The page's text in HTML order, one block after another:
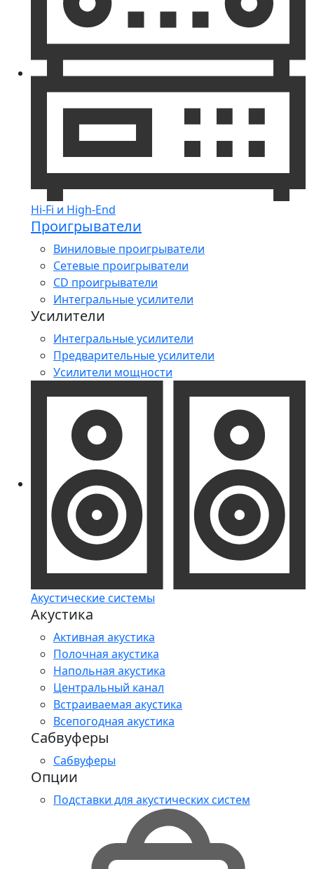
Hi-Fi и High-End
Проигрыватели
Виниловые проигрыватели
Сетевые проигрыватели
CD проигрыватели
Интегральные усилители
Усилители
Интегральные усилители
Предварительные усилители
Усилители мощности
Акустические системы
Акустика
Активная акустика
Полочная акустика
Напольная акустика
Центральный канал
Встраиваемая акустика
Всепогодная акустика
Сабвуферы
Сабвуферы
Опции
Подставки для акустических систем